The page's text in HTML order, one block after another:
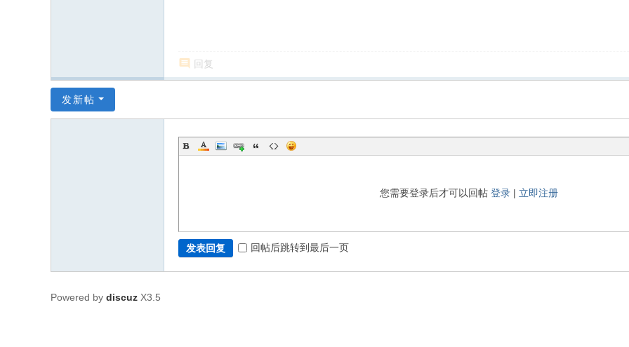
回复
发新帖
您需要登录后才可以回帖 登录| 立即注册
发表回复 回帖后跳转到最后一页
Powered by discuz X3.5